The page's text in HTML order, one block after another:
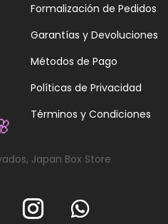
Formalización de Pedidos
Garantías y Devoluciones
Métodos de Pago
Políticas de Privacidad
Términos y Condiciones
Japan Box Store